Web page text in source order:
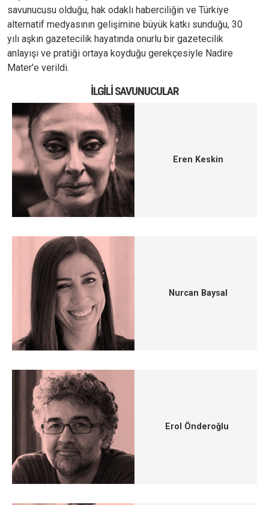
savunucusu olduğu, hak odaklı haberciliğin ve Türkiye
alternatif medyasının gelişimine büyük katkı sunduğu, 30
yılı aşkın gazetecilik hayatında onurlu bir gazetecilik
anlayışı ve pratiği ortaya koyduğu gerekçesiyle Nadire
Mater'e verildi.
İLGILI SAVUNUCULAR
Eren Keskin
Nurcan Baysal
Erol Önderoğlu